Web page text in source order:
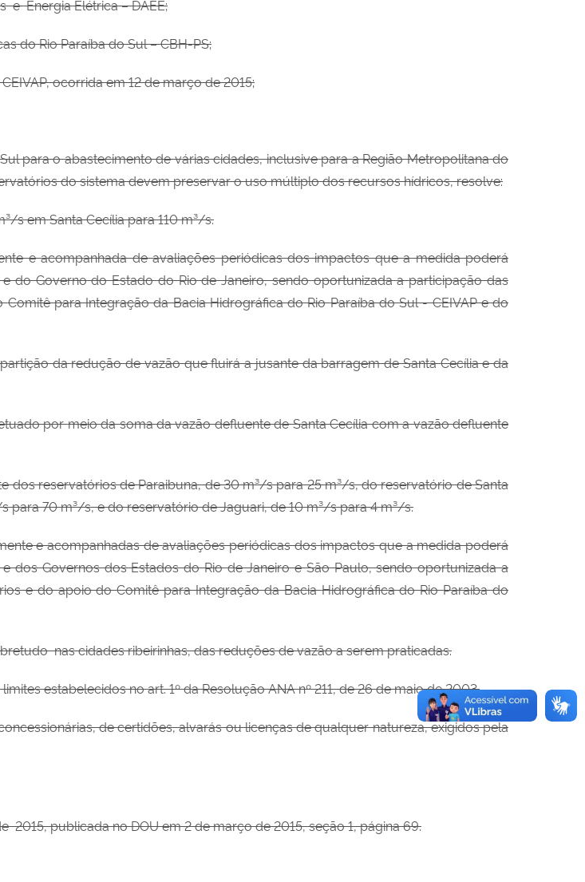
e EnergiaElétrica – DAEE;
do RioParaíba do Sul – CBH-PS;
ocorrida em 12 de março de 2015;
para o abastecimento de várias cidades, inclusive para a Região Metropolitana do
do sistema devem preservar o usomúltiplo dos recursos hídricos, resolve:
s emSanta Cecília para 110 m³/s.
e acompanhada deavaliações periódicas dos impactos que a medidapoderá
do Governo do Estado do Rio de Janeiro, sendo oportunizada aparticipação das
Comitê paraIntegração da BaciaHidrográfica do RioParaíba do Sul - CEIVAP e do
partição daredução devazão quefluirá a jusante da barragem de SantaCecília e da
pormeio da soma da vazão defluente de Santa Cecília com a vazão defluente
reservatórios de Paraibuna, de 30 m³/s para 25 m³/s, do reservatório de Santa
70 m³/s, e do reservatório de Jaguari, de 10 m³/s para 4 m³/s.
e acompanhadas deavaliações periódicas dos impactos que a medidapoderá
dos Governos dos Estados do Rio de Janeiro eSão Paulo, sendo oportunizada a
e do apoio doComitê paraIntegração da BaciaHidrográfica do RioParaíba do
nascidades ribeirinhas, das reduções de vazão a serem praticadas.
estabelecidos no art. 1º da Resolução ANA nº 211, de 26 de maio de 2003.
de certidões, alvarás ou licenças de qualquer natureza, exigidos pela
2015,publicada no DOU em 2 de março de 2015, seção 1, página 69.